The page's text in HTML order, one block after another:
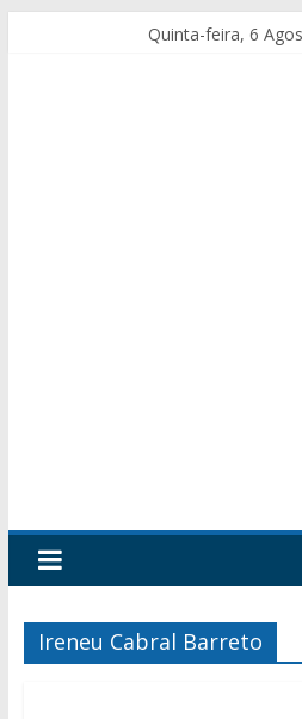
Quinta-feira, 6
Ireneu Cabral Barreto